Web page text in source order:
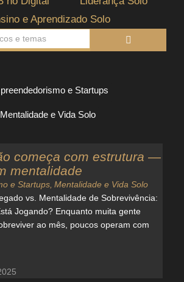
e Aprendizado Solo
e Startups
Mentalidade e Vida Solo
começa com estrutura —
mentalidade
e Startups Mentalidade e Vida Solo
vs. Mentalidade de Sobrevivência:
Jogando? Enquanto muita gente
ao mês, poucos operam com